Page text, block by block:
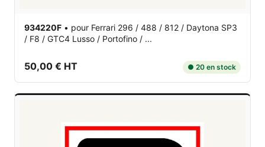
934220F • pour Ferrari 296 / 488 / 812 / Daytona SP3
/ F8 / GTC4 Lusso / Portofino / ...
50,00 € HT ● 20 en stock